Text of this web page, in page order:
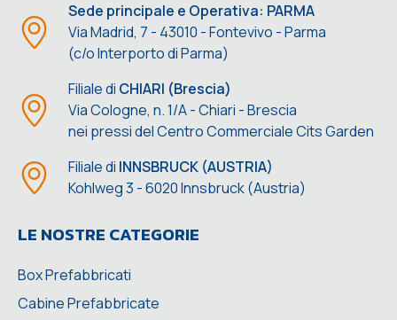
Sede principale e Operativa: PARMA
Via Madrid, 7 - 43010 - Fontevivo - Parma
(c/o Interporto di Parma)
Filiale di CHIARI (Brescia)
Via Cologne, n. 1/A - Chiari - Brescia
nei pressi del Centro Commerciale Cits Garden
Filiale di INNSBRUCK (AUSTRIA)
Kohlweg 3 - 6020 Innsbruck (Austria)
LE NOSTRE CATEGORIE
Box Prefabbricati
Cabine Prefabbricate